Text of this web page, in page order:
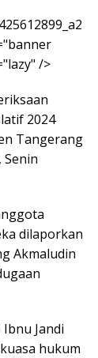
/>
2024
Tangerang
dilaporkan
Akmaludin
Jandi
hukum